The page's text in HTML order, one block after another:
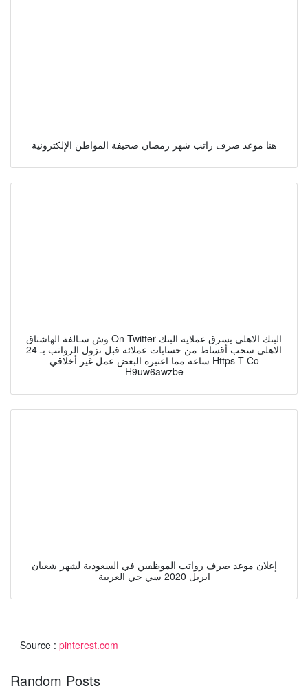
هنا موعد صرف راتب شهر رمضان صحيفة المواطن الإلكترونية
وش سـالفة الهاشتاق On Twitter البنك الاهلي يسرق عملايه البنك
الاهلي سحب أقساط من حسابات عملائه قبل نزول الرواتب بـ 24
ساعه مما اعتبره البعض عمل غير أخلاقي Https T Co
H9uw6awzbe
إعلان موعد صرف رواتب الموظفين في السعودية لشهر شعبان
ابريل 2020 سي جي العربية
Source : pinterest.com
Random Posts